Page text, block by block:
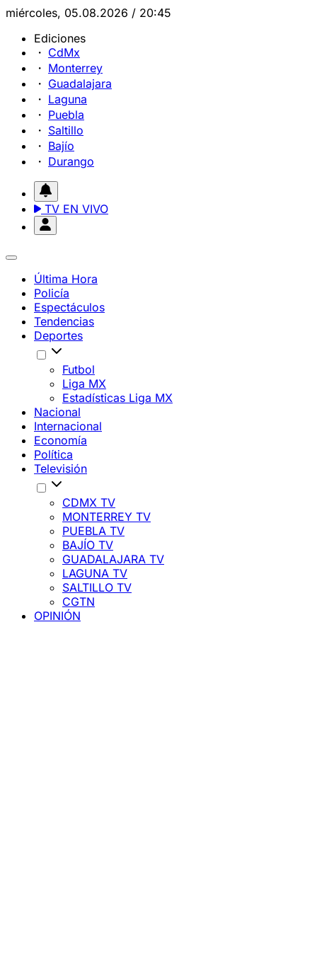
miércoles, 05.08.2026 / 20:45
Ediciones
CdMx
Monterrey
Guadalajara
Laguna
Puebla
Saltillo
Bajío
Durango
TV EN VIVO
Última Hora
Policía
Espectáculos
Tendencias
Deportes
Futbol
Liga MX
Estadísticas Liga MX
Nacional
Internacional
Economía
Política
Televisión
CDMX TV
MONTERREY TV
PUEBLA TV
BAJÍO TV
GUADALAJARA TV
LAGUNA TV
SALTILLO TV
CGTN
OPINIÓN